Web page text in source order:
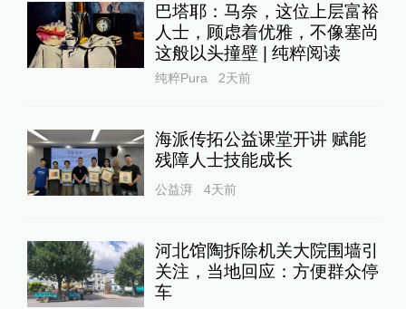
巴塔耶：马奈，这位上层富裕
人士，顾虑着优雅，不像塞尚
这般以头撞壁 | 纯粹阅读
纯粹Pura 2天前
海派传拓公益课堂开讲 赋能
残障人士技能成长
公益湃 4天前
河北馆陶拆除机关大院围墙引
关注，当地回应：方便群众停
车